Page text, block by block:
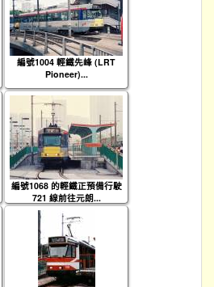
編號1004 輕鐵先峰 (LRT
Pioneer)...
編號1068 的輕鐵正預備行駛
721 線前往元朗...